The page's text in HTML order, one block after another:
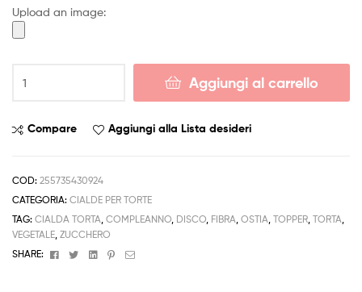
Upload an image:
FESTA
Torta
Personalizzabile
NONNO
NONNA
quantità
Aggiungi al carrello
Compare Aggiungi alla Lista desideri
COD: 255735430924
CATEGORIA: CIALDE PER TORTE
TAG: CIALDA TORTA, COMPLEANNO, DISCO, FIBRA, OSTIA, TOPPER, TORTA,
VEGETALE, ZUCCHERO
SHARE:
FacebookTwitterLinkedinPinterest
Email